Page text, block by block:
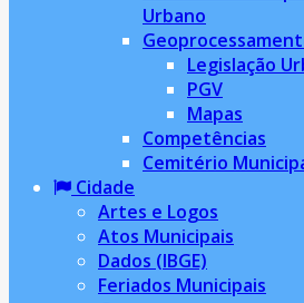
Urbano
Legislação
PGV
Mapas
Competências
Cemitério
Cidade
Artes e Logos
Atos Municipais
Dados (IBGE)
Feriados Municipais